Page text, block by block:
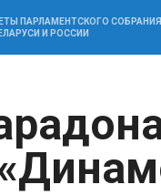
ПАРЛАМЕНТСКОГО СОБРАНИЯ
И РОССИИ